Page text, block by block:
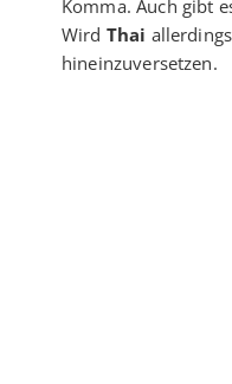
Komma. Auch gibt
Wird Thai
hineinzuversetzen.